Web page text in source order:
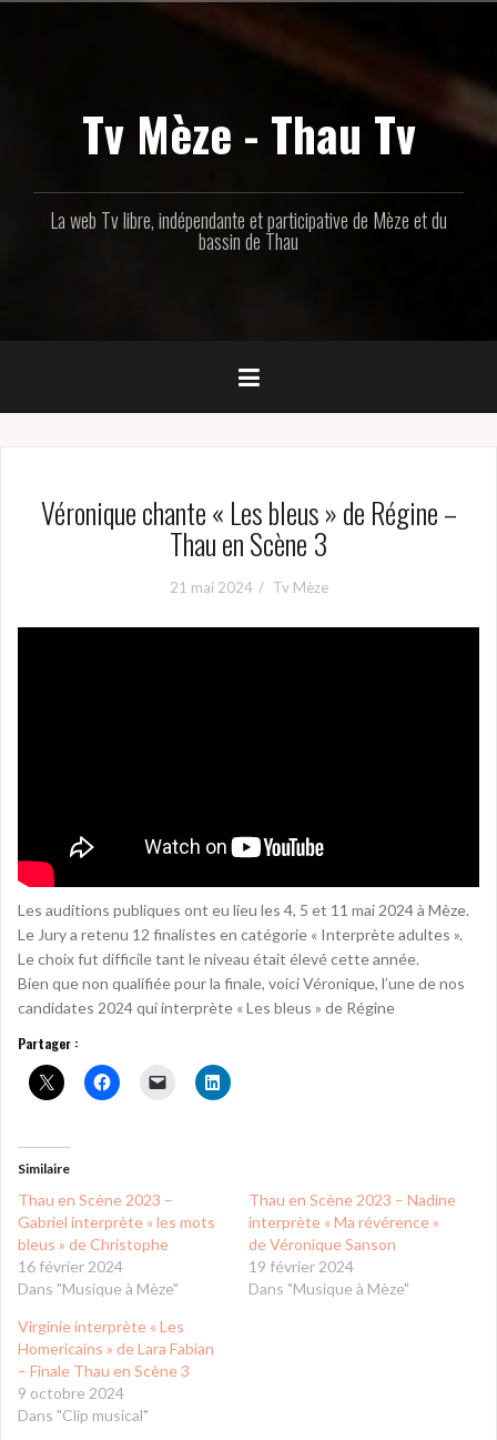
Tv Mèze - Thau Tv
La web Tv libre, indépendante et participative de Mèze et du
bassin de Thau
Véronique chante « Les bleus » de Régine –
Thau en Scène 3
21 mai 2024 Tv Mèze
Les auditions publiques ont eu lieu les 4, 5 et 11 mai 2024 à Mèze.
Le Jury a retenu 12 finalistes en catégorie « Interprète adultes ».
Le choix fut difficile tant le niveau était élevé cette année.
Bien que non qualifiée pour la finale, voici Véronique, l’une de nos
candidates 2024 qui interprète « Les bleus » de Régine
Partager :
Similaire
Thau en Scène 2023 –
Gabriel interprète « les mots
bleus » de Christophe
16 février 2024
Dans "Musique à Mèze"
Thau en Scène 2023 – Nadine
interprète « Ma révérence »
de Véronique Sanson
19 février 2024
Dans "Musique à Mèze"
Virginie interprète « Les
Homericains » de Lara Fabian
– Finale Thau en Scène 3
9 octobre 2024
Dans "Clip musical"